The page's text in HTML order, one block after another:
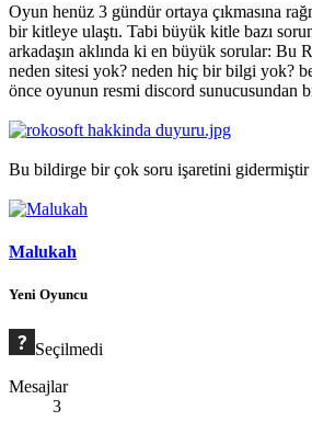
Oyun henüz 3 gündür ortaya çıkmasına
bir kitleye ulaştı. Tabi büyük kitle bazı
arkadaşın aklında ki en büyük sorular: Bu
neden sitesi yok? neden hiç bir bilgi yok?
önce oyunun resmi discord sunucusundan
Bu bildirge bir çok soru işaretini
Malukah
Yeni Oyuncu
Seçilmedi
Mesajlar
3